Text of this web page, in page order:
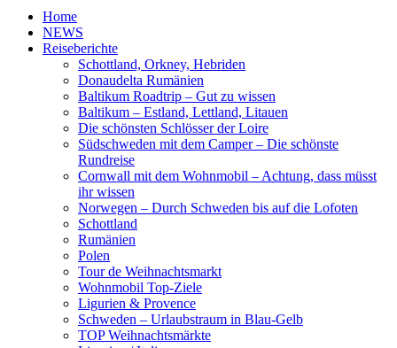
Home
NEWS
Reiseberichte
Schottland, Orkney, Hebriden
Donaudelta Rumänien
Baltikum Roadtrip – Gut zu wissen
Baltikum – Estland, Lettland, Litauen
Die schönsten Schlösser der Loire
Südschweden mit dem Camper – Die schönste
Rundreise
Cornwall mit dem Wohnmobil – Achtung, dass müsst
ihr wissen
Norwegen – Durch Schweden bis auf die Lofoten
Schottland
Rumänien
Polen
Tour de Weihnachtsmarkt
Wohnmobil Top-Ziele
Ligurien & Provence
Schweden – Urlaubstraum in Blau-Gelb
TOP Weihnachtsmärkte